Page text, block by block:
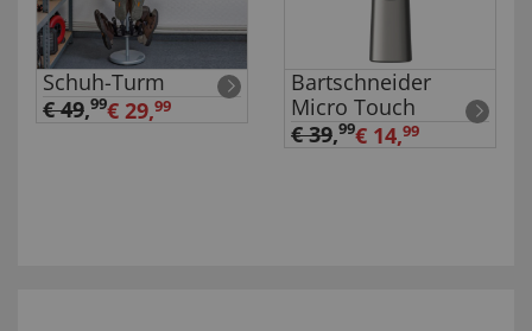
Schuh-Turm
€ 49,99€ 29,99
Bartschneider
Micro Touch
€ 39,99€ 14,99